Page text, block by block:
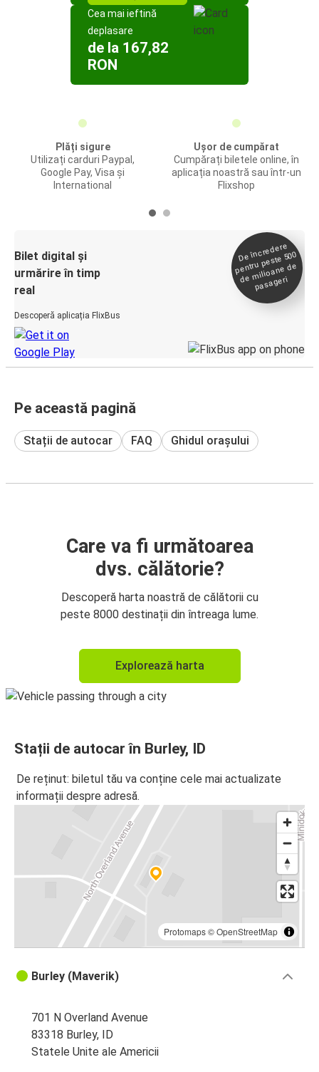
Cea mai ieftină
deplasare
de la 167,82
RON
Plăți sigure
Utilizați carduri Paypal,
Google Pay, Visa și
International
Ușor de cumpărat
Cumpărați biletele online, în
aplicația noastră sau într-un
Flixshop
Bilet digital și
urmărire în timp
real
Descoperă aplicația FlixBus
De încredere
pentru peste 500
de
milioane de
pasageri
Pe această pagină
Stații de autocar FAQ Ghidul orașului
Care va fi următoarea
dvs. călătorie?
Descoperă harta noastră de călătorii cu
peste 8000 destinații din întreaga lume.
Explorează harta
Stații de autocar în Burley, ID
De reținut: biletul tău va conține cele mai actualizate
informații despre adresă.
Protomaps©OpenStreetMap
Burley (Maverik)
701 N Overland Avenue
83318 Burley, ID
Statele Unite ale Americii